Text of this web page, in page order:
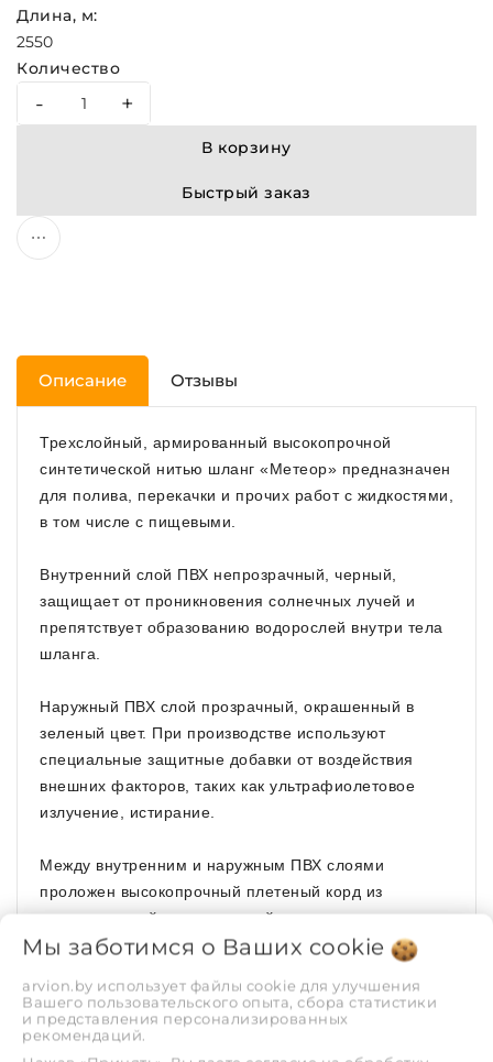
Длина, м:
2550
Количество
- +
В корзину
Быстрый заказ
Описание Отзывы
Трехслойный, армированный высокопрочной
синтетической нитью шланг «Метеор» предназначен
для полива, перекачки и прочих работ с жидкостями,
в том числе с пищевыми.
Внутренний слой ПВХ непрозрачный, черный,
защищает от проникновения солнечных лучей и
препятствует образованию водорослей внутри тела
шланга.
Наружный ПВХ слой прозрачный, окрашенный в
зеленый цвет. При производстве используют
специальные защитные добавки от воздействия
внешних факторов, таких как ультрафиолетовое
излучение, истирание.
Между внутренним и наружным ПВХ слоями
проложен высокопрочный плетеный корд из
высокопрочной синтетической нити.
этот вид шланга имеет более высокие
эксплуатационные характеристики (не заламывается
Мы заботимся о Ваших cookie
arvion.by использует файлы cookie для улучшения
Вашего пользовательского опыта, сбора статистики
и представления персонализированных
рекомендаций.